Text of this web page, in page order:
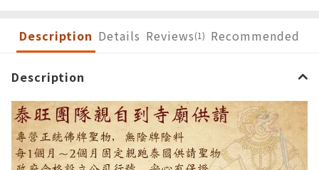
Description Details Reviews(1) Recommended
Description